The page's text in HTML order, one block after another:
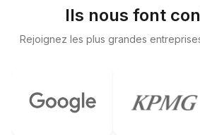
Ils nous font
Rejoignez les plus grandes